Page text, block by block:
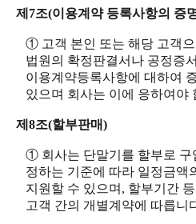
제7조(이용계약 등록사항의 증
① 고객 본인 또는 해당 고객
법원의 확정판결서나 공정증
이용계약등록사항에 대하여
있으며 회사는 이에 응하여야
제8조(할부판매)
① 회사는 단말기를 할부로 구
정하는 기준에 따라 일정금액
지원할 수 있으며, 할부기간
고객 간의 개별계약에 따릅니